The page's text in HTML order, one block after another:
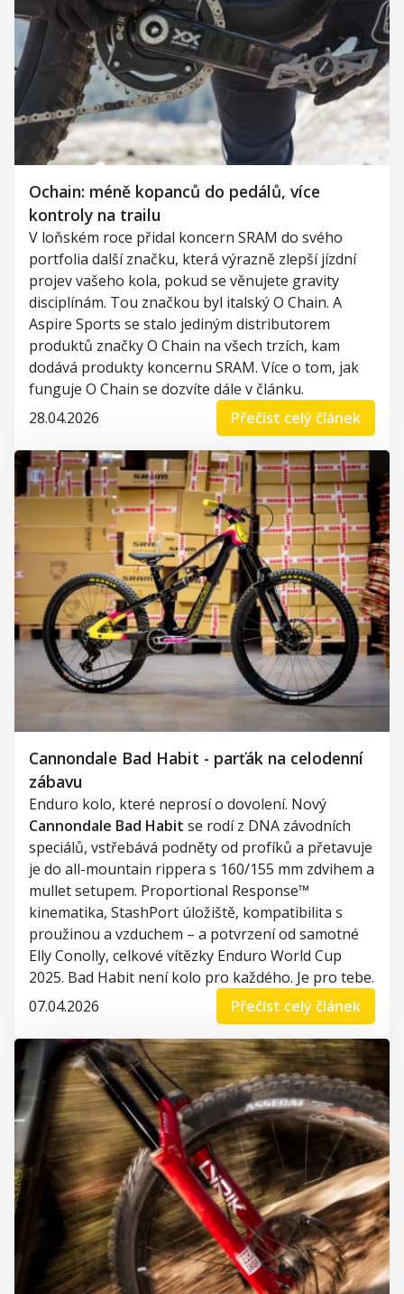
Ochain: méně kopanců do pedálů, více
kontroly na trailu
V loňském roce přidal koncern SRAM do svého
portfolia další značku, která výrazně zlepší jízdní
projev vašeho kola, pokud se věnujete gravity
disciplínám. Tou značkou byl italský O Chain. A
Aspire Sports se stalo jediným distributorem
produktů značky O Chain na všech trzích, kam
dodává produkty koncernu SRAM. Více o tom, jak
funguje O Chain se dozvíte dále v článku.
28.04.2026
Přečíst celý článek
Cannondale Bad Habit - parťák na celodenní
zábavu
Enduro kolo, které neprosí o dovolení. Nový
Cannondale Bad Habit se rodí z DNA závodních
speciálů, vstřebává podněty od profíků a přetavuje
je do all-mountain rippera s 160/155 mm zdvihem a
mullet setupem. Proportional Response™
kinematika, StashPort úložiště, kompatibilita s
proužinou a vzduchem – a potvrzení od samotné
Elly Conolly, celkové vítězky Enduro World Cup
2025. Bad Habit není kolo pro každého. Je pro tebe.
07.04.2026
Přečíst celý článek